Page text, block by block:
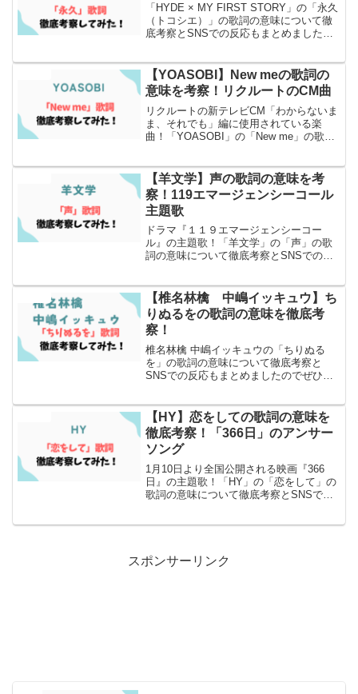
「HYDE × MY FIRST STORY」の「永久
（トコシエ）」の歌詞の意味について徹
底考察とSNSでの反応もまとめましたの
【YOASOBI】New meの歌詞の
意味を考察！リクルートのCM曲
リクルートの新テレビCM「わからないま
ま、それでも」編に使用されている楽
曲！「YOASOBI」の「New me」の歌詞
【羊文学】声の歌詞の意味を考
察！119エマージェンシーコール
主題歌
ドラマ『１１９エマージェンシーコー
ル』の主題歌！「羊文学」の「声」の歌
詞の意味について徹底考察とSNSでの反
【椎名林檎 中嶋イッキュウ】ち
りぬるをの歌詞の意味を徹底考
察！
椎名林檎 中嶋イッキュウの「ちりぬる
を」の歌詞の意味について徹底考察と
SNSでの反応もまとめましたのでぜひ読
【HY】恋をしての歌詞の意味を
徹底考察！「366日」のアンサー
ソング
1月10日より全国公開される映画『366
日』の主題歌！「HY」の「恋をして」の
歌詞の意味について徹底考察とSNSでの
スポンサーリンク